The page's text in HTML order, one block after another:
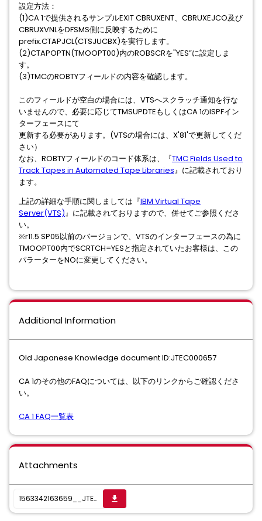
設定⽅法：
(1)CA 1で提供されるサンプルEXIT CBRUXENT、CBRUXEJCO及び
CBRUXVNLをDFSMS側に反映するために
prefix.CTAPJCL(CTSJUCBX)を実⾏します。
(2)CTAPOPTN(TMOOPT00)内のROBSCRを"YES”に設定しま
す。
(3)TMCのROBTYフィールドの内容を確認します。
このフィールドが空⽩の場合には、VTSへスクラッチ通知を⾏な
いませんので、必要に応じてTMSUPDTEもしくはCA 1のISPFイン
ターフェースにて
更新する必要があります。(VTSの場合には、X'81'で更新してくだ
さい）
なお、ROBTYフィールドのコード体系は、『TMC Fields Used to
Track Tapes in Automated Tape Libraries』に記載されており
ます。
上記の詳細な⼿順に関しましては『IBM Virtual Tape
Server(VTS)』に記載されておりますので、併せてご参照くださ
い。
※r11.5 SP05以前のバージョンで、VTSのインターフェースの為に
TMOOPT00内でSCRTCH=YESと指定されていたお客様は、この
パラーターをNOに変更してください。
Additional Information
Old Japanese Knowledge document ID:JTEC000657
CA 1のその他のFAQについては、以下のリンクからご確認くださ
い。
CA 1 FAQ一覧表
Attachments
1563342163659__JTEC000657_support documentation.pdf get_app